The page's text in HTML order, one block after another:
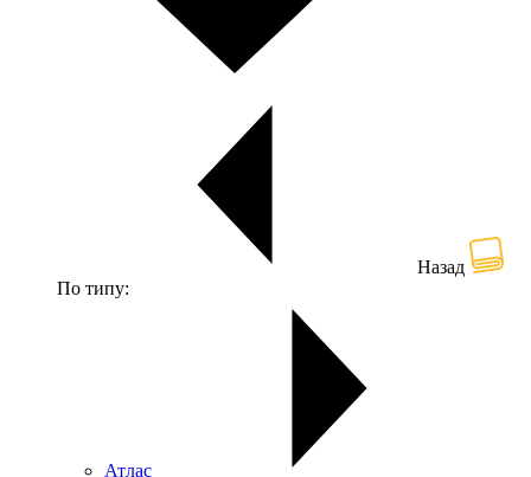
Назад
По типу:
Атлас